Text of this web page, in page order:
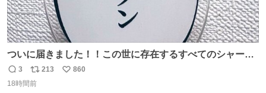
ついに届きました！！この世に存在するすべてのシャーロ
ック・ホームズに「ワトソン」と喋ってもらうためのアク
スタです！！！
返
信
3
リ
ポ
213
い
860
18時間前